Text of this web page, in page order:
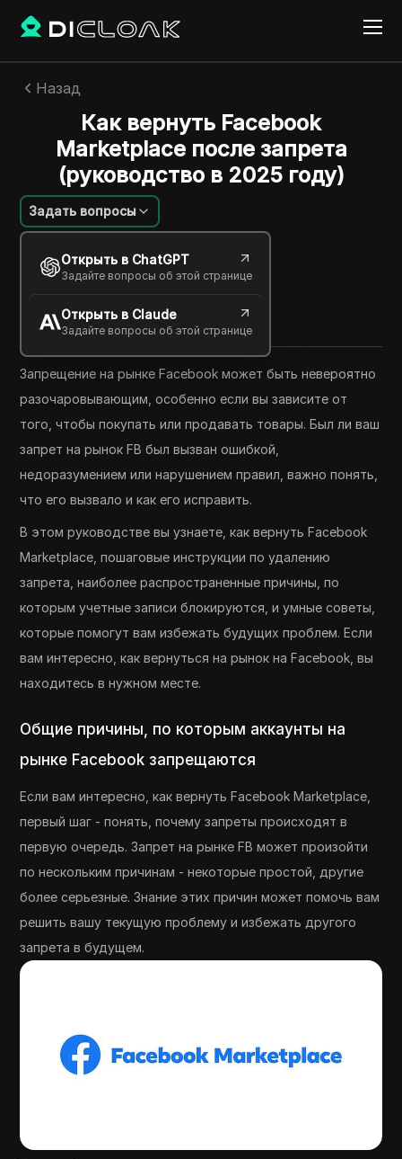
Назад
Как вернуть Facebook
Marketplace после запрета
(руководство в 2025 году)
Задать вопросы
Открыть в ChatGPT
Задайте вопросы об этой странице
Открыть в Claude
Задайте вопросы об этой странице
Jessica Wardell
09 мая 2025 48 минут
Copy Link
Запрещение на рынке Facebook может быть невероятно
разочаровывающим, особенно если вы зависите от
того, чтобы покупать или продавать товары. Был ли ваш
запрет на рынок FB был вызван ошибкой,
недоразумением или нарушением правил, важно понять,
что его вызвало и как его исправить.
В этом руководстве вы узнаете, как вернуть Facebook
Marketplace, пошаговые инструкции по удалению
запрета, наиболее распространенные причины, по
которым учетные записи блокируются, и умные советы,
которые помогут вам избежать будущих проблем. Если
вам интересно, как вернуться на рынок на Facebook, вы
находитесь в нужном месте.
Общие причины, по которым аккаунты на
рынке Facebook запрещаются
Если вам интересно, как вернуть Facebook Marketplace,
первый шаг - понять, почему запреты происходят в
первую очередь. Запрет на рынке FB может произойти
по нескольким причинам - некоторые простой, другие
более серьезные. Знание этих причин может помочь вам
решить вашу текущую проблему и избежать другого
запрета в будущем.